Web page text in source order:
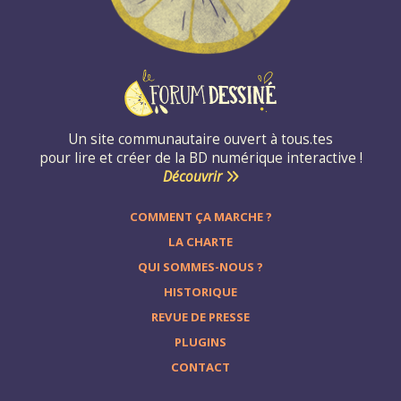
Un site communautaire ouvert à tous.tes
pour lire et créer de la BD numérique interactive !
Découvrir
COMMENT ÇA MARCHE ?
LA CHARTE
QUI SOMMES-NOUS ?
HISTORIQUE
REVUE DE PRESSE
PLUGINS
CONTACT